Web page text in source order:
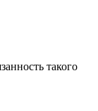
такого